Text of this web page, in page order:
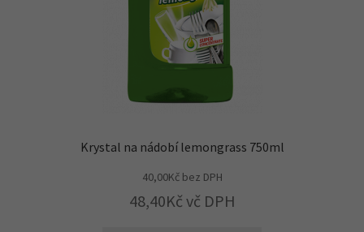
Krystal na nádobí lemongrass 750ml
40,00Kčbez DPH
48,40Kč vč DPH